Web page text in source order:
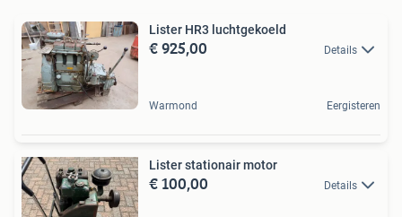
Lister HR3 luchtgekoeld
€ 925,00 Details
Warmond Eergisteren
Lister stationair motor
€ 100,00 Details